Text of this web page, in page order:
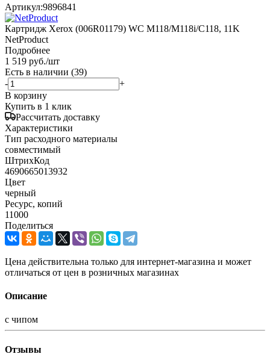
Артикул:9896841
Картридж Xerox (006R01179) WC M118/M118i/C118, 11K
NetProduct
Подробнее
1 519 руб./шт
Есть в наличии (39)
-
+
В корзину
Купить в 1 клик
Рассчитать доставку
Характеристики
Тип расходного материалы
совместимый
ШтрихКод
4690665013932
Цвет
черный
Ресурс, копий
11000
Поделиться
Цена действительна только для интернет-магазина и может
отличаться от цен в розничных магазинах
Описание
с чипом
Отзывы